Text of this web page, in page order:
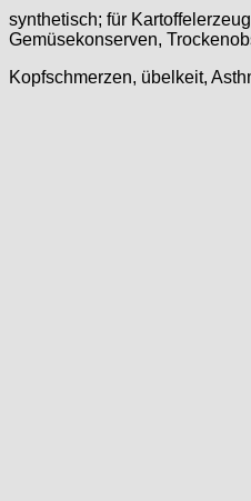
synthetisch; für
Gemüsekonserven,
Kopfschmerzen, übelkeit,